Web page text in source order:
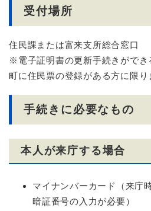
受付場所
住民課または富来支所総合窓口
※電子証明書の更新手続きができ
町に住民票の登録がある方に限り
手続きに必要なもの
本人が来庁する場合
マイナンバーカード（来庁
暗証番号の入力が必要）